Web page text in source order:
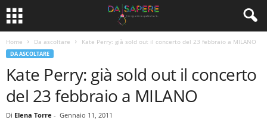
Home Da ascoltare Kate Perry: già sold out il concerto del 23 febbraio a MILANO
DA ASCOLTARE
Kate Perry: già sold out il concerto
del 23 febbraio a MILANO
Di Elena Torre - Gennaio 11, 2011